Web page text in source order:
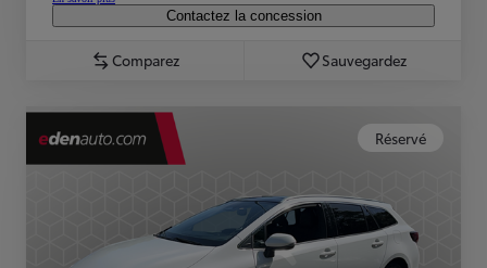
Contactez la concession
Comparez Sauvegardez
Réservé